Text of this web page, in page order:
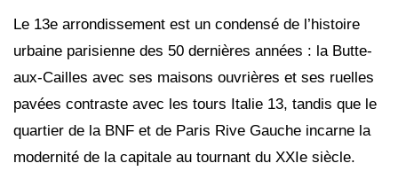
Le 13e arrondissement est un condensé de l’histoire
urbaine parisienne des 50 dernières années : la Butte-
aux-Cailles avec ses maisons ouvrières et ses ruelles
pavées contraste avec les tours Italie 13, tandis que le
quartier de la BNF et de Paris Rive Gauche incarne la
modernité de la capitale au tournant du XXIe siècle.